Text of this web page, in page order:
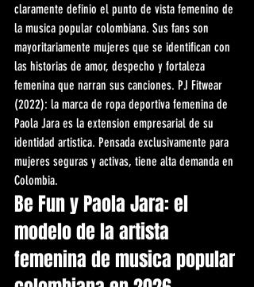
claramente definio el punto de vista femenino de
la musica popular colombiana. Sus fans son
mayoritariamente mujeres que se identifican con
las historias de amor, despecho y fortaleza
femenina que narran sus canciones. PJ Fitwear
(2022): la marca de ropa deportiva femenina de
Paola Jara es la extension empresarial de su
identidad artistica. Pensada exclusivamente para
mujeres seguras y activas, tiene alta demanda en
Colombia.
Be Fun y Paola Jara: el
modelo de la artista
femenina de musica popular